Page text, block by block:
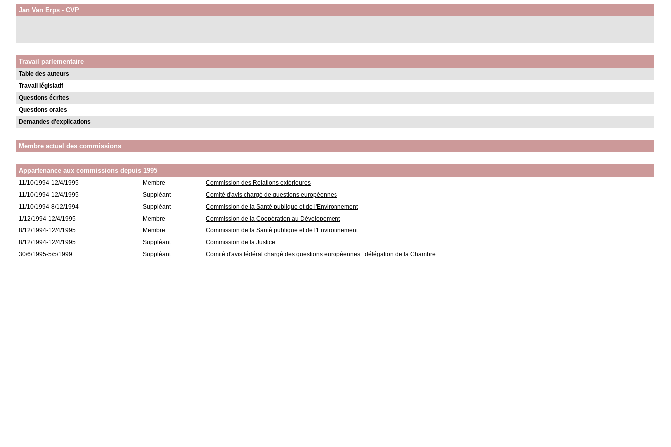
Jan Van Erps - CVP
Travail parlementaire
Table des auteurs
Travail législatif
Questions écrites
Questions orales
Demandes d'explications
Membre actuel des commissions
Appartenance aux commissions depuis 1995
11/10/1994-12/4/1995 Membre
Commission des Relations extérieures
11/10/1994-12/4/1995
Suppléant
Comité d'avis chargé de questions européennes
11/10/1994-8/12/1994
Suppléant
Commission de la Santé publique et de l'Environnement
1/12/1994-12/4/1995
Membre
Commission de la Coopération au Dévelopement
8/12/1994-12/4/1995
Membre
Commission de la Santé publique et de l'Environnement
8/12/1994-12/4/1995
Suppléant
Commission de la Justice
30/6/1995-5/5/1999
Suppléant Comité d'avis fédéral chargé des questions européennes : délégation de la Chambre